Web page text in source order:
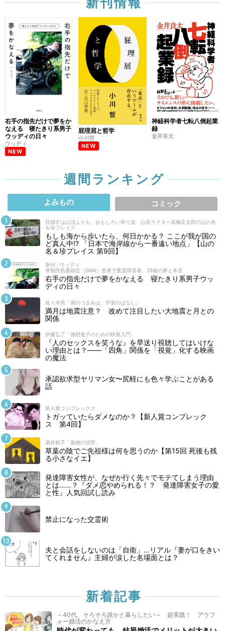
右手の指先だけで夢をか
なえる 寝たきり系男子
ウッディの日々
ウッディ
NEW
屁理屈と哲学
小川哲
NEW
神経科学者七転八倒起業
録
金井良太
週間ランキング
よみもの コミック
目指すは山頂よりも、おもしろい寄り道 山岳ライター高橋庄太郎の山の名
＆珍プレイス
もしも海から歩いたら、何日かかる？ ここが我が国の
ど真ん中!? 「日本で海岸線から一番遠い地点」【山の
名＆珍プレイス 第9回】
新刊 : ウッディ
脊髄性筋萎縮症（SMA）患者で重度障害者。28歳の夢と本音
右手の指先だけで夢をかなえる 寝たきり系男子ウッ
ディの日々
佐々木亮「酒のつまみは、宇宙のはなし」
満月は地震注意？ 改めて注目したい大地震と月との
関係
伊藤弘了「感想迷子のための映画入門」
『人のセックスを笑うな』を早送り視聴してはいけな
い理由とは？――「四角」関係を「視覚」化する映画
の魔法
承認欲求型ヤリマン女〜尻軽にも色々学ぶことがある
話
新人賞コンプレックス
トガッていたらダメなのか？【新人賞コンプレック
ス 第4回】
酒井順子「孤独の功罪」
草葉の陰でご先祖様は何を思うのか【第15回 死後も残
る小さなイエ】
発達障害女性が、なぜか行く先々でモテてしまう理由
とは……？『ダメ恋やめられる！？ 発達障害女子の愛
と性』人気回試し読み
禁止になった交霊術
夫と会話をしないのは「自衛」…リアル『妻が口をきい
てくれません』主婦が涙した名場面とは？
新着記事
～40代、そろそろ誰かと暮らしたい～ 超実践！ アラフ
ォー婚活のかなえ方